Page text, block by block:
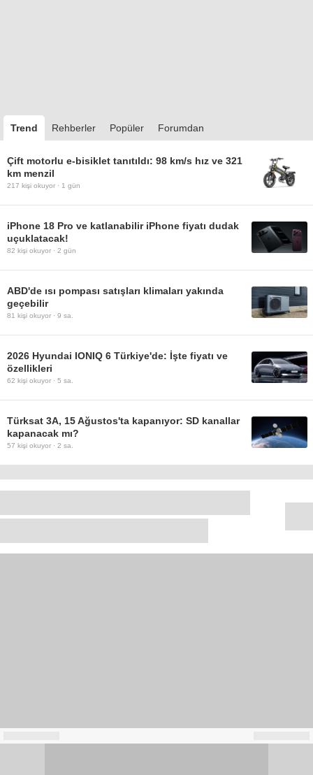
Trend Rehberler Popüler Forumdan
Çift motorlu e-bisiklet tanıtıldı: 98 km/s hız ve 321
km menzil
217 kişi okuyor · 1 gün
iPhone 18 Pro ve katlanabilir iPhone fiyatı dudak
uçuklatacak!
82 kişi okuyor · 2 gün
ABD'de ısı pompası satışları klimaları yakında
geçebilir
81 kişi okuyor · 9 sa.
2026 Hyundai IONIQ 6 Türkiye'de: İşte fiyatı ve
özellikleri
62 kişi okuyor · 5 sa.
Türksat 3A, 15 Ağustos'ta kapanıyor: SD kanallar
kapanacak mı?
57 kişi okuyor · 2 sa.